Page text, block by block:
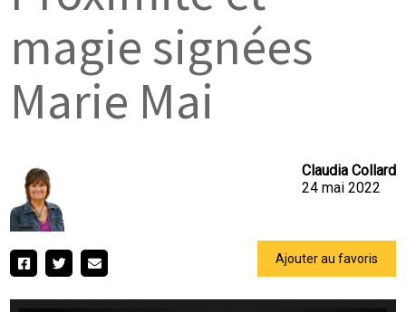
magie signées
Marie Mai
Claudia Collard
24 mai 2022
Ajouter au favoris